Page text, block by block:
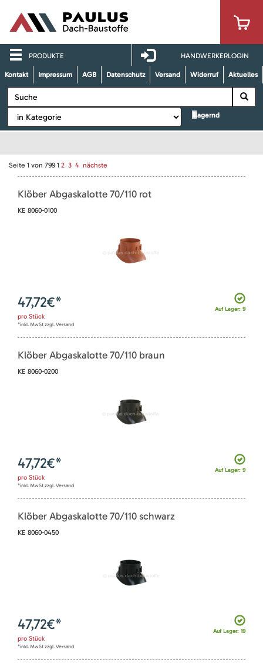
PRODUKTE HANDWERKERLOGIN
Kontakt Impressum AGB Datenschutz Versand Widerruf Aktuelles
lagernd
Seite 1 von 799 1 2 3 4 nächste
Klöber Abgaskalotte 70/110 rot
KE 8060-0100
Auf Lager: 9
47,72€*
pro Stück
*inkl. MwSt zzgl. Versand
Klöber Abgaskalotte 70/110 braun
KE 8060-0200
Auf Lager: 9
47,72€*
pro Stück
*inkl. MwSt zzgl. Versand
Klöber Abgaskalotte 70/110 schwarz
KE 8060-0450
Auf Lager: 19
47,72€*
pro Stück
*inkl. MwSt zzgl. Versand